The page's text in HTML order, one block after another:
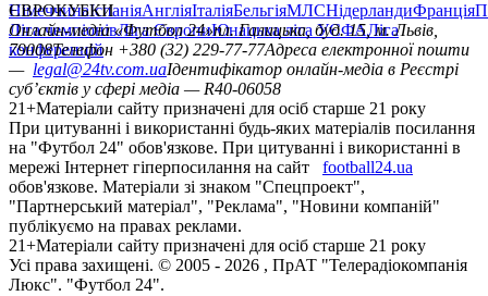
НімеччинаІспаніяАнгліяІталіяБельгіяМЛСНідерландиФранція
ЄВРОКУБКИ
Ліга чемпіонівЛіга ЄвропиЮнацька ліга УЄФАЛіга
конференцій
Онлайн-медіа «Футбол 24»пл. Галицька, буд. 15, м. Львів,
79008Телефон +380 (32) 229-77-77Адреса електронної пошти
— legal@24tv.com.uaІдентифікатор онлайн-медіа в Реєстрі
суб’єктів у сфері медіа — R40-06058
21+Матеріали сайту призначені для осіб старше 21 року
При цитуванні і використанні будь-яких матеріалів посилання
на "Футбол 24" обов'язкове. При цитуванні і використанні в
мережі Інтернет гіперпосилання на сайт
football24.ua
обов'язкове. Матеріали зі знаком "Спецпроект",
"Партнерський матеріал", "Реклама", "Новини компаній"
публікуємо на правах реклами.
21+Матеріали сайту призначені для осіб старше 21 року
Усi права захищенi. © 2005 - 2026 , ПрАТ "Телерадіокомпанія
Люкс". "Футбол 24".